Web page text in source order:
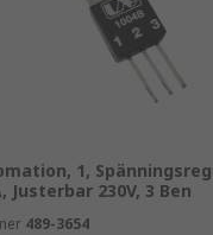
1,
Justerbar 230V, 3 Ben
489-3654